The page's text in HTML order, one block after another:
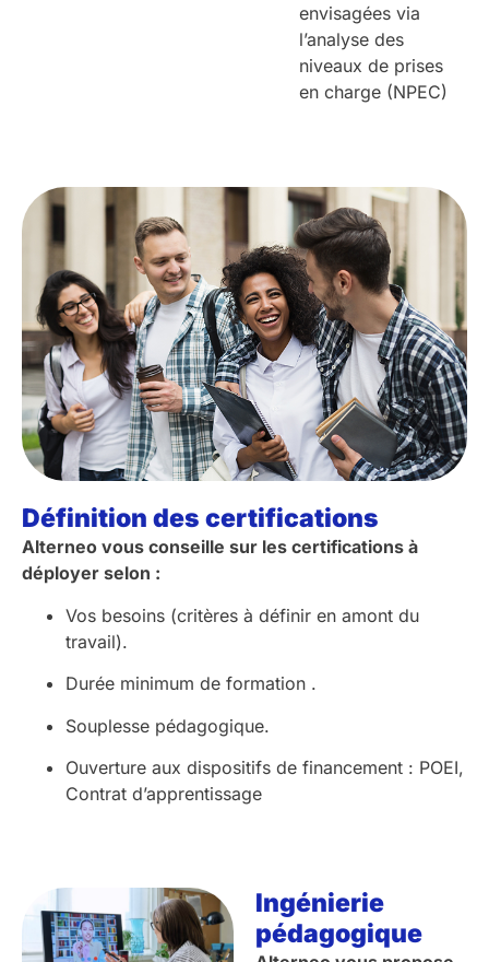
envisagées via
l’analyse des
niveaux de prises
en charge (NPEC)
Définition des certifications
Alterneo vous conseille sur les certifications à
déployer selon :
Vos besoins (critères à définir en amont du
travail).
Durée minimum de formation .
Souplesse pédagogique.
Ouverture aux dispositifs de financement : POEI,
Contrat d’apprentissage
Ingénierie
pédagogique